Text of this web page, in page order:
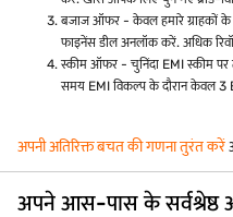
बजाज ऑफर - केवल हमारे ग्राहकों के
फाइनेंस डील अनलॉक करें. अधिक
स्कीम ऑफर - चुनिंदा EMI स्कीम
समय EMI विकल्प के दौरान केवल 3
अपनी अतिरिक्त बचत की गणना तुरंत करें
अपने आस-पास के सर्वश्रेष्ठ